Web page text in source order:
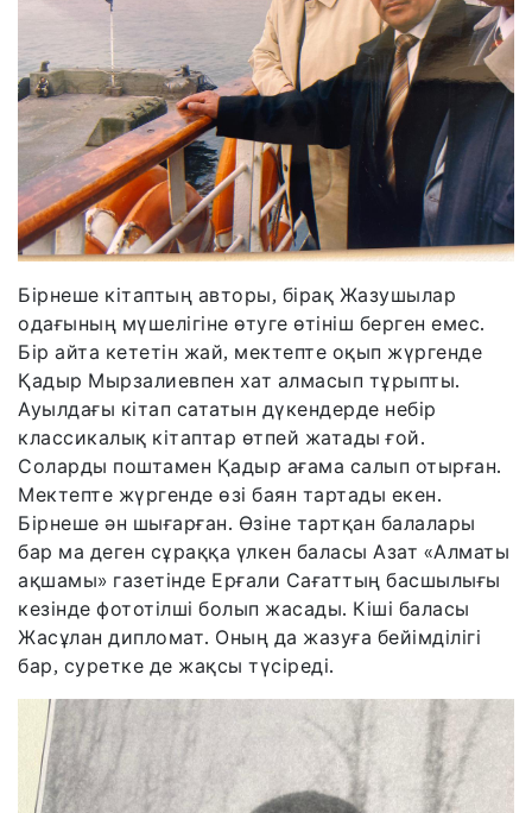
Бірнеше кітаптың авторы, бірақ Жазушылар
одағының мүшелігіне өтуге өтініш берген емес.
Бір айта кететін жай, мектепте оқып жүргенде
Қадыр Мырзалиевпен хат алмасып тұрыпты.
Ауылдағы кітап сататын дүкендерде небір
классикалық кітаптар өтпей жатады ғой.
Соларды поштамен Қадыр ағама салып отырған.
Мектепте жүргенде өзі баян тартады екен.
Бірнеше ән шығарған. Өзіне тартқан балалары
бар ма деген сұраққа үлкен баласы Азат «Алматы
ақшамы» газетінде Ерғали Сағаттың басшылығы
кезінде фототілші болып жасады. Кіші баласы
Жасұлан дипломат. Оның да жазуға бейімділігі
бар, суретке де жақсы түсіреді.